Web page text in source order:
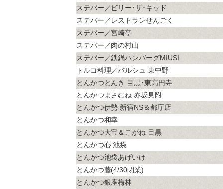
ステバー／ビリー･ザ･キッド
ステバー／レストランせんごく
ステバー／宮崎亭
ステバー／肉の村山
ステバー／鉄鍋ハンバーグMIUSI
トルコ料理／バルシュ 東中野
とんかつとんき 目黒･東高円寺
とんかつまさむね 赤坂見附
とんかつ伊勢 新宿NS＆都庁店
とんかつ和幸
とんかつ大宝＆こがね 目黒
とんかつ心 池袋
とんかつ池袋あげいけ
とんかつ藤(4/30閉業)
とんかつ銀座梅林